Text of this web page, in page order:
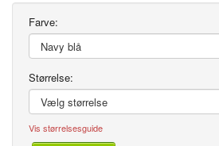
Vis størrelsesguide
Farve:
Størrelse: